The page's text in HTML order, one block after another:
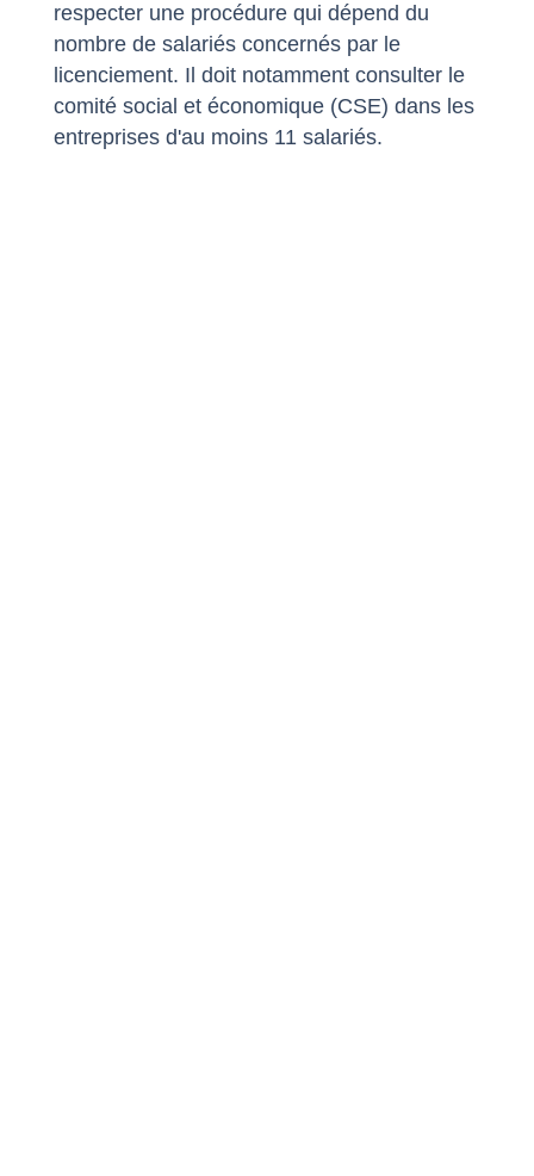
respecter une procédure qui dépend du
nombre de salariés concernés par le
licenciement. Il doit notamment consulter le
comité social et économique (CSE) dans les
entreprises d'au moins 11 salariés.